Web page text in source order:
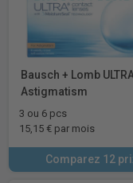
Bausch + Lomb
Astigmatism
3 ou 6 pcs
15,15 € par mois
Comparez 12